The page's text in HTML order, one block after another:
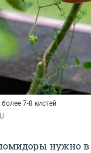
7-8 кистей
нужно